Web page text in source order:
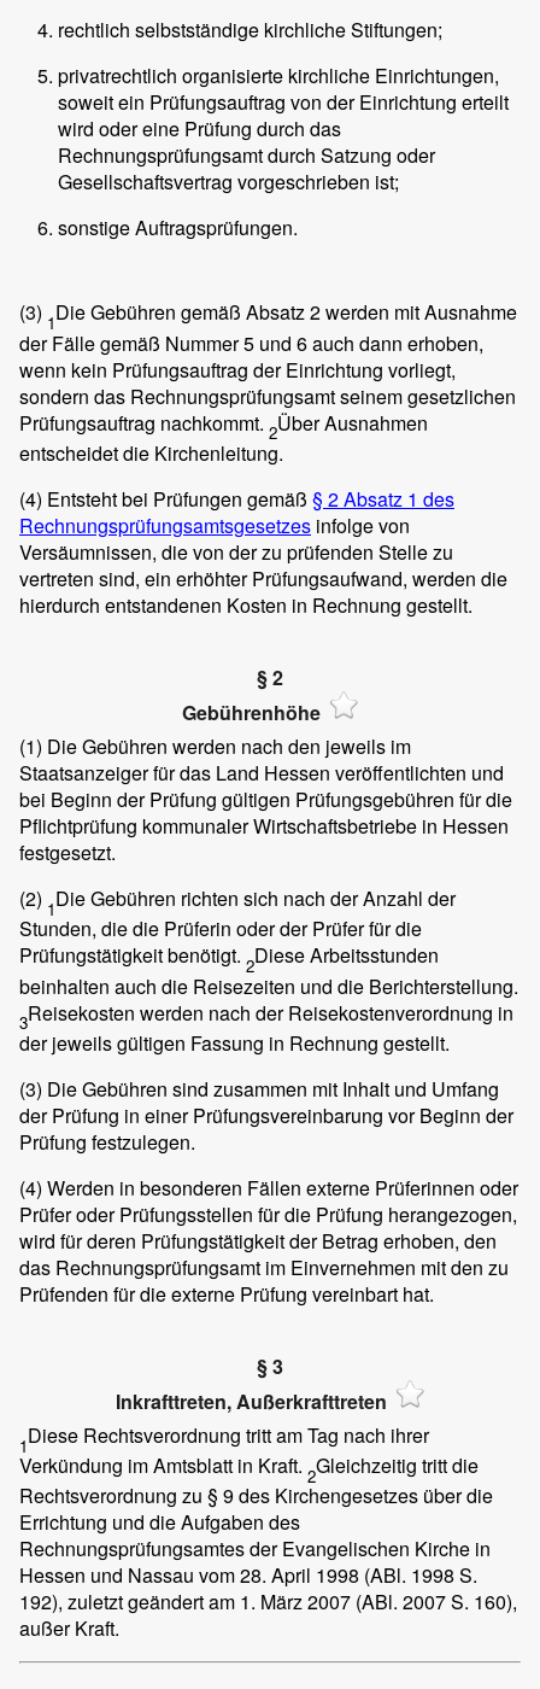
rechtlich selbstständige kirchliche Stiftungen;
privatrechtlich organisierte kirchliche Einrichtungen,
soweit ein Prüfungsauftrag von der Einrichtung erteilt
wird oder eine Prüfung durch das
Rechnungsprüfungsamt durch Satzung oder
Gesellschaftsvertrag vorgeschrieben ist;
sonstige Auftragsprüfungen.
(3) 1Die Gebühren gemäß Absatz 2 werden mit Ausnahme
der Fälle gemäß Nummer 5 und 6 auch dann erhoben,
wenn kein Prüfungsauftrag der Einrichtung vorliegt,
sondern das Rechnungsprüfungsamt seinem gesetzlichen
Prüfungsauftrag nachkommt. 2Über Ausnahmen
entscheidet die Kirchenleitung.
(4) Entsteht bei Prüfungen gemäß § 2 Absatz 1 des
Rechnungsprüfungsamtsgesetzes infolge von
Versäumnissen, die von der zu prüfenden Stelle zu
vertreten sind, ein erhöhter Prüfungsaufwand, werden die
hierdurch entstandenen Kosten in Rechnung gestellt.
§ 2
Gebührenhöhe
(1) Die Gebühren werden nach den jeweils im
Staatsanzeiger für das Land Hessen veröffentlichten und
bei Beginn der Prüfung gültigen Prüfungsgebühren für die
Pflichtprüfung kommunaler Wirtschaftsbetriebe in Hessen
festgesetzt.
(2) 1Die Gebühren richten sich nach der Anzahl der
Stunden, die die Prüferin oder der Prüfer für die
Prüfungstätigkeit benötigt. 2Diese Arbeitsstunden
beinhalten auch die Reisezeiten und die Berichterstellung.
3Reisekosten werden nach der Reisekostenverordnung in
der jeweils gültigen Fassung in Rechnung gestellt.
(3) Die Gebühren sind zusammen mit Inhalt und Umfang
der Prüfung in einer Prüfungsvereinbarung vor Beginn der
Prüfung festzulegen.
(4) Werden in besonderen Fällen externe Prüferinnen oder
Prüfer oder Prüfungsstellen für die Prüfung herangezogen,
wird für deren Prüfungstätigkeit der Betrag erhoben, den
das Rechnungsprüfungsamt im Einvernehmen mit den zu
Prüfenden für die externe Prüfung vereinbart hat.
§ 3
Inkrafttreten, Außerkrafttreten
1Diese Rechtsverordnung tritt am Tag nach ihrer
Verkündung im Amtsblatt in Kraft. 2Gleichzeitig tritt die
Rechtsverordnung zu § 9 des Kirchengesetzes über die
Errichtung und die Aufgaben des
Rechnungsprüfungsamtes der Evangelischen Kirche in
Hessen und Nassau vom 28. April 1998 (ABl. 1998 S.
192), zuletzt geändert am 1. März 2007 (ABl. 2007 S. 160),
außer Kraft.